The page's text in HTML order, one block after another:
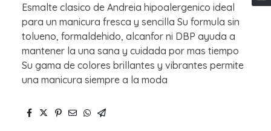
Esmalte clasico de Andreia hipoalergenico ideal
para un manicura fresca y sencilla Su formula sin
tolueno, formaldehido, alcanfor ni DBP ayuda a
mantener la una sana y cuidada por mas tiempo
Su gama de colores brillantes y vibrantes permite
una manicura siempre a la moda